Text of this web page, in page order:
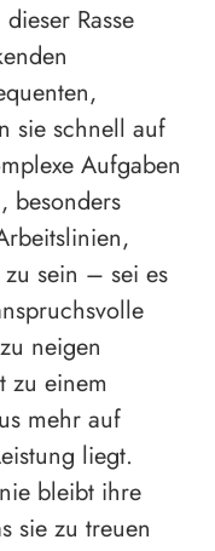
Rasse
sie schnell auf
Aufgaben
besonders
sein – sei es
neigen
zu einem
mehr auf
liegt.
bleibt ihre
sie zu treuen